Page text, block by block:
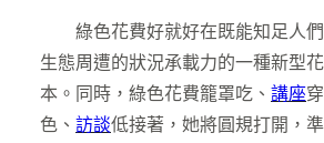
綠色花費好就好在既能知足人
生態周遭的狀況承載力的一種新型
本。同時，綠色花費籠罩吃、 講座
色、 訪談低接著，她將圓規打開，